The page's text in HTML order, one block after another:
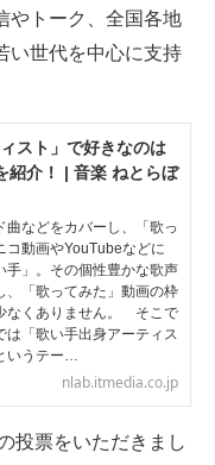
やトーク、全国各地
い世代を中心に支持
スト」で好きなのは
介！ | 音楽 ねとらぼ
などをカバーし、「歌っ
コ動画やYouTubeなどに
手」。その個性豊かな歌声
、「歌ってみた」動画の枠
なくありません。 そこで
は「歌い手出身アーティス
いうテー…
nlab.itmedia.co.jp
投票をいただきまし